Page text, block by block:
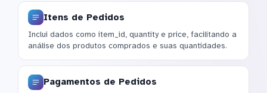
Itens de Pedidos
Inclui dados como item_id, quantity e price, facilitando a
análise dos produtos comprados e suas quantidades.
Pagamentos de Pedidos